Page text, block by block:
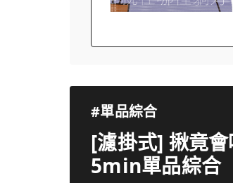
#單品綜合
[濾掛式] 揪竟
5min單品綜合